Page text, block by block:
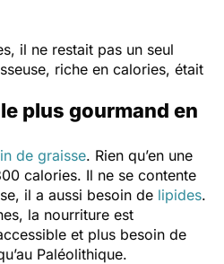
il ne restait pas un seul
riche en calories, était
plus gourmand en
de graisse. Rien qu’en une
calories. Il ne se contente
il a aussi besoin de lipides.
la nourriture est
et plus besoin de
Paléolithique.